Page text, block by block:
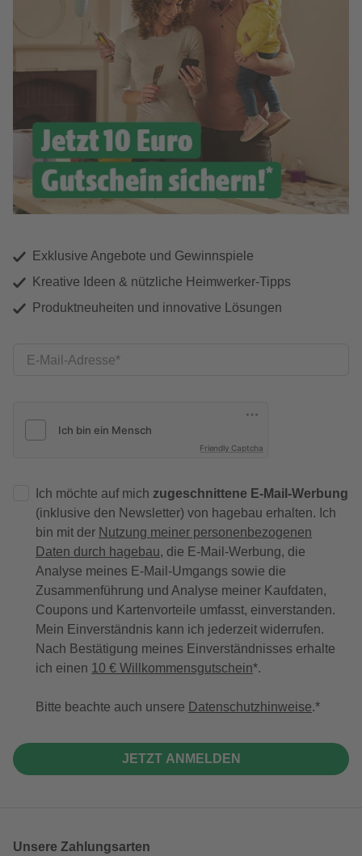
Exklusive Angebote und Gewinnspiele
Kreative Ideen & nützliche Heimwerker-Tipps
Produktneuheiten und innovative Lösungen
E-Mail-Adresse
Friendly Captcha
Ich möchte auf mich zugeschnittene E-Mail-Werbung
(inklusive den Newsletter) von hagebau erhalten. Ich
bin mit der Nutzung meiner personenbezogenen
Daten durch hagebau, die E-Mail-Werbung, die
Analyse meines E-Mail-Umgangs sowie die
Zusammenführung und Analyse meiner Kaufdaten,
Coupons und Kartenvorteile umfasst, einverstanden.
Mein Einverständnis kann ich jederzeit widerrufen.
Nach Bestätigung meines Einverständnisses erhalte
ich einen 10 € Willkommensgutschein*.
Bitte beachte auch unsere Datenschutzhinweise.
JETZT ANMELDEN
Unsere Zahlungsarten